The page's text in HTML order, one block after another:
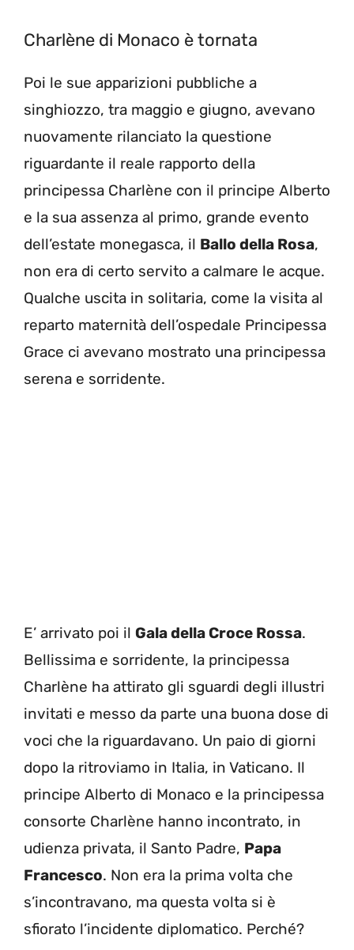
Charlène di Monaco è tornata
Poi le sue apparizioni pubbliche a
singhiozzo, tra maggio e giugno, avevano
nuovamente rilanciato la questione
riguardante il reale rapporto della
principessa Charlène con il principe Alberto
e la sua assenza al primo, grande evento
dell’estate monegasca, il Ballo della Rosa,
non era di certo servito a calmare le acque.
Qualche uscita in solitaria, come la visita al
reparto maternità dell’ospedale Principessa
Grace ci avevano mostrato una principessa
serena e sorridente.
E’ arrivato poi il Gala della Croce Rossa.
Bellissima e sorridente, la principessa
Charlène ha attirato gli sguardi degli illustri
invitati e messo da parte una buona dose di
voci che la riguardavano. Un paio di giorni
dopo la ritroviamo in Italia, in Vaticano. Il
principe Alberto di Monaco e la principessa
consorte Charlène hanno incontrato, in
udienza privata, il Santo Padre, Papa
Francesco. Non era la prima volta che
s’incontravano, ma questa volta si è
sfiorato l’incidente diplomatico. Perché?